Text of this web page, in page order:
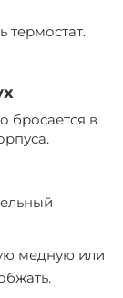
бросается в
медную или